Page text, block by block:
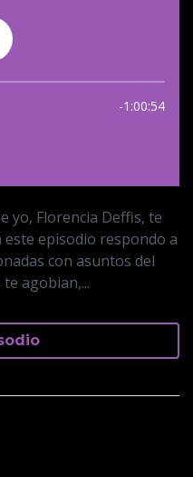
yo, Florencia Deffis, te
episodio respondo a
con asuntos del
agobian,...